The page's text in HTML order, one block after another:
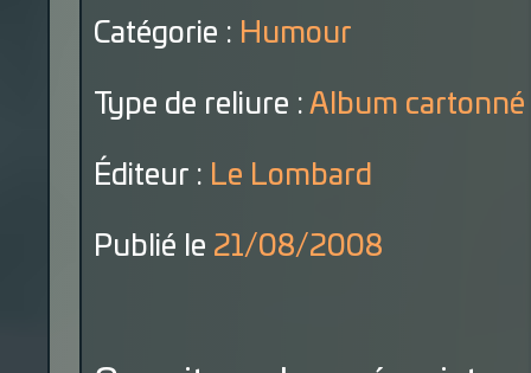
Catégorie : Humour
Type de reliure : Album cartonné
Éditeur : Le Lombard
Publié le 21/08/2008